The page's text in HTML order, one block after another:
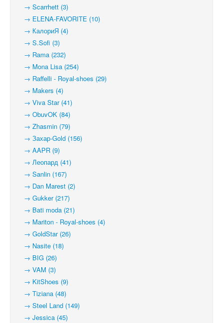
→ Scarrhett (3)
→ ELENA-FAVORITE (10)
→ КалориЯ (4)
→ S.Sofi (3)
→ Rama (232)
→ Mona Lisa (254)
→ Raffelli - Royal-shoes (29)
→ Makers (4)
→ Viva Star (41)
→ ObuvOK (84)
→ Zhasmin (79)
→ Захар-Gold (156)
→ AAPR (9)
→ Леопард (41)
→ Sanlin (167)
→ Dan Marest (2)
→ Gukker (217)
→ Bati moda (21)
→ Mariton - Royal-shoes (4)
→ GoldStar (26)
→ Nasite (18)
→ BIG (26)
→ VAM (3)
→ KitShoes (9)
→ Tiziana (48)
→ Steel Land (149)
→ Jessica (45)